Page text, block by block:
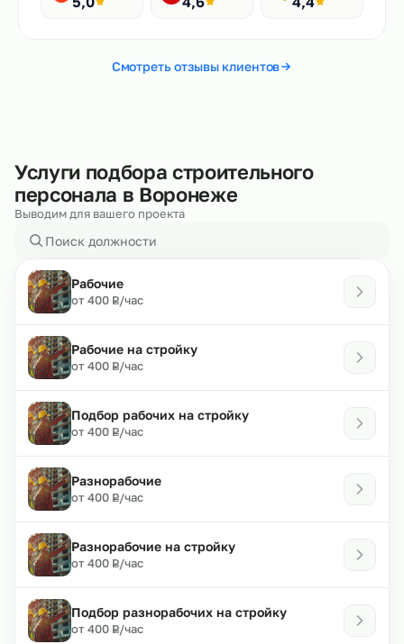
Смотреть отзывы клиентов
Услуги подбора строительного
персонала в Воронеже
Выводим для вашего проекта
Рабочие
от 400 ₽
Р/час
Рабочие на стройку
от 400 ₽
Р/час
Подбор рабочих на стройку
от 400 ₽
Р/час
Разнорабочие
от 400 ₽
Р/час
Разнорабочие на стройку
от 400 ₽
Р/час
Подбор разнорабочих на стройку
от 400 ₽
Р/час